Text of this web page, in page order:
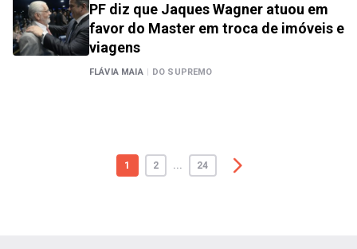
PF diz que Jaques Wagner atuou em
favor do Master em troca de imóveis e
viagens
FLÁVIA MAIA | DO SUPREMO
1 2 ... 24